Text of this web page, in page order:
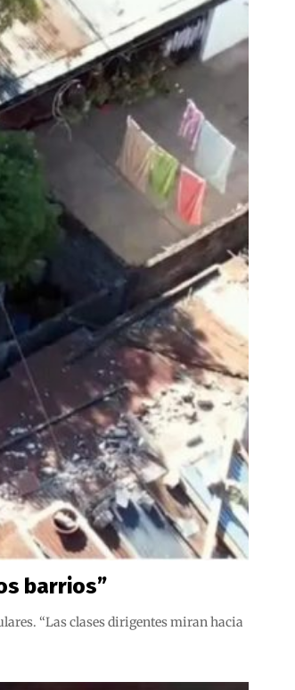
barrios”
“Las clases dirigentes miran hacia